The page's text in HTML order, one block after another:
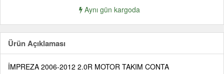
Aynı gün kargoda
Ürün Açıklaması
İMPREZA 2006-2012 2.0R MOTOR TAKIM CONTA